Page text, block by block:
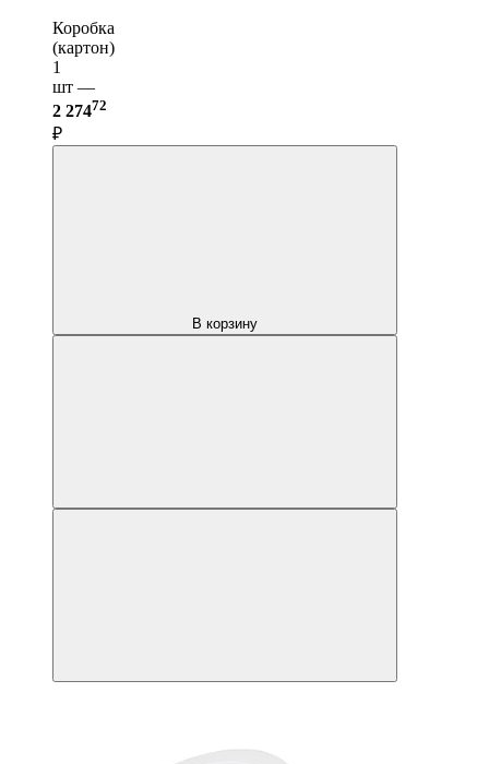
Коробка
(картон)
1
шт —
2 27472
₽
В корзину